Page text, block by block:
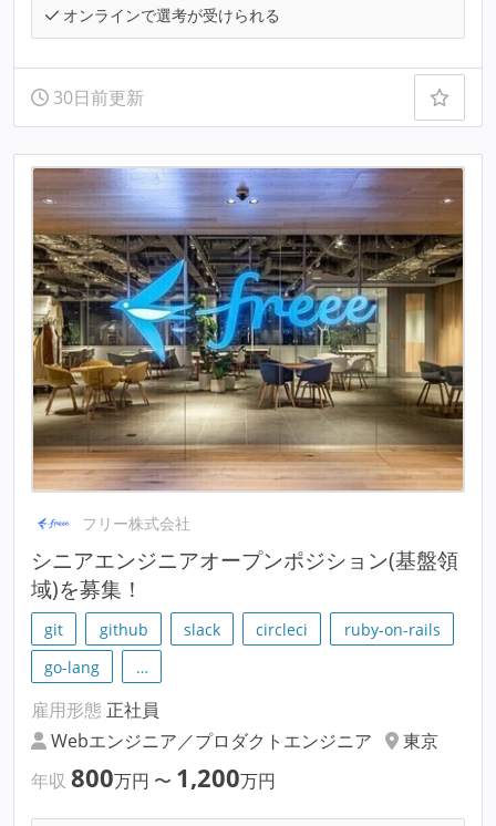
オンラインで選考が受けられる
30日前更新
フリー株式会社
シニアエンジニアオープンポジション(基盤領
域)を募集！
git github slack circleci
ruby-on-rails
go-lang
…
雇用形態 正社員
Webエンジニア／プロダクトエンジニア
東京
年収 800万円 〜 1,200万円